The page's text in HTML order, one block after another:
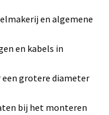
en algemene
en kabels in
een grotere diameter
bij het monteren